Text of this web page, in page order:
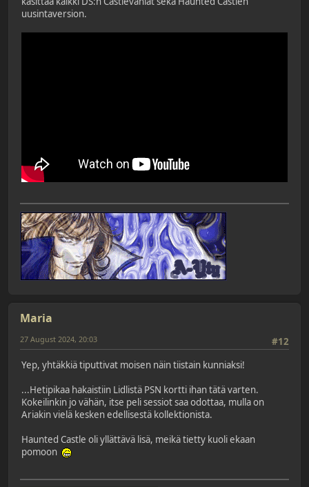
uusintaversion.
Maria
#12
27 August 2024, 20:03
Yep, yhtäkkiä tiputtivat moisen näin tiistain kunniaksi!
...Hetipikaa hakaistiin Lidlistä PSN kortti ihan tätä varten.
Kokeilinkin jo vähän, itse peli sessiot saa odottaa, mulla on
Ariakin vielä kesken edellisestä kollektionista.
Haunted Castle oli yllättävä lisä, meikä tietty kuoli ekaan
pomoon